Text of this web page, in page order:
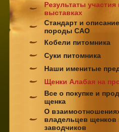
Результаты участия
выставках
Стандарт и описание
породы САО
Кобели питомника
Суки питомника
Наши именитые
Щенки Алабая на
Все о покупке и
щенка
О
владельцев щенков
заводчиков